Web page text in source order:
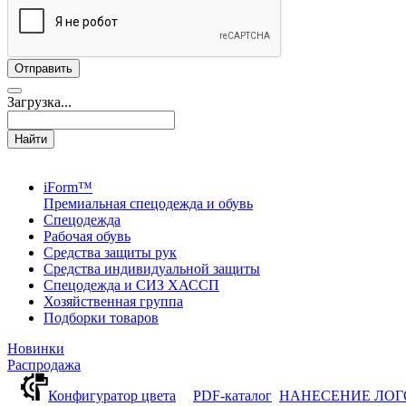
Загрузка...
Найти
iForm™
Премиальная спецодежда и обувь
Спецодежда
Рабочая обувь
Средства защиты рук
Средства индивидуальной защиты
Спецодежда и СИЗ ХАССП
Хозяйственная группа
Подборки товаров
Новинки
Распродажа
Конфигуратор цвета
PDF-каталог НАНЕСЕНИЕ